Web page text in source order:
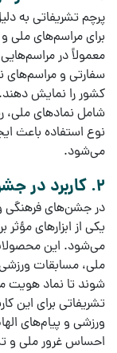
پرچم تشریفاتی به
برایمراسم‌های ملی و
معمولاً در مراسم‌هایی
سفارتی و مراسم‌های
کشور را نمایش دهند.
شامل نمادهای
نوع استفاده باعث
می‌شود.
2. کاربرد در جشن‌های فرهنگی و ورزشی
درجشن‌های فرهنگی
یکی از ابزارهای
می‌شود. این
ملی، مسابقات
شوند تا نماد هویت
تشریفاتی برای این
ورزشی و پیام‌های
احساس غرور ملی و